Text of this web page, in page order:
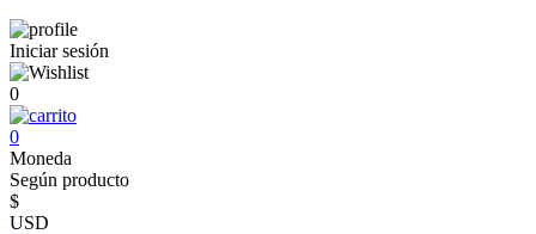
Iniciar sesión
0
0
Moneda
Según producto
$
USD